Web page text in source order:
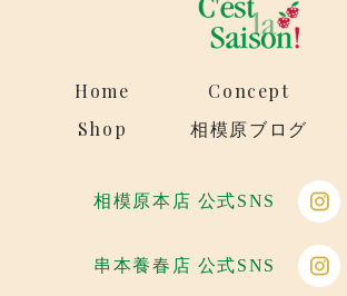
Home Concept
Shop
相模原ブログ
相模原本店 公式SNS
串本養春店 公式SNS